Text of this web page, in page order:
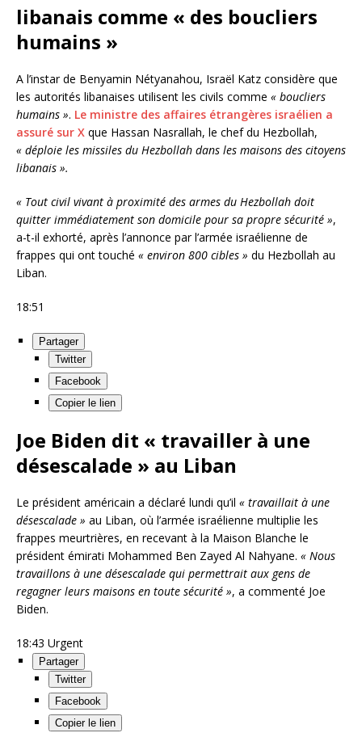
libanais comme « des boucliers
humains »
A l’instar de Benyamin Nétyanahou, Israël Katz considère que
les autorités libanaises utilisent les civils comme « boucliers
humains ». Le ministre des affaires étrangères israélien a
assuré sur X que Hassan Nasrallah, le chef du Hezbollah,
« déploie les missiles du Hezbollah dans les maisons des citoyens
libanais ».
« Tout civil vivant à proximité des armes du Hezbollah doit
quitter immédiatement son domicile pour sa propre sécurité »,
a-t-il exhorté, après l’annonce par l’armée israélienne de
frappes qui ont touché « environ 800 cibles » du Hezbollah au
Liban.
18:51
Partager
Twitter
Facebook
Copier le lien
Joe Biden dit « travailler à une
désescalade » au Liban
Le président américain a déclaré lundi qu’il « travaillait à une
désescalade » au Liban, où l’armée israélienne multiplie les
frappes meurtrières, en recevant à la Maison Blanche le
président émirati Mohammed Ben Zayed Al Nahyane. « Nous
travaillons à une désescalade qui permettrait aux gens de
regagner leurs maisons en toute sécurité », a commenté Joe
Biden.
18:43 Urgent
Partager
Twitter
Facebook
Copier le lien